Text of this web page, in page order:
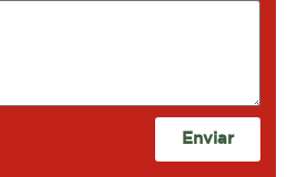
Enviar